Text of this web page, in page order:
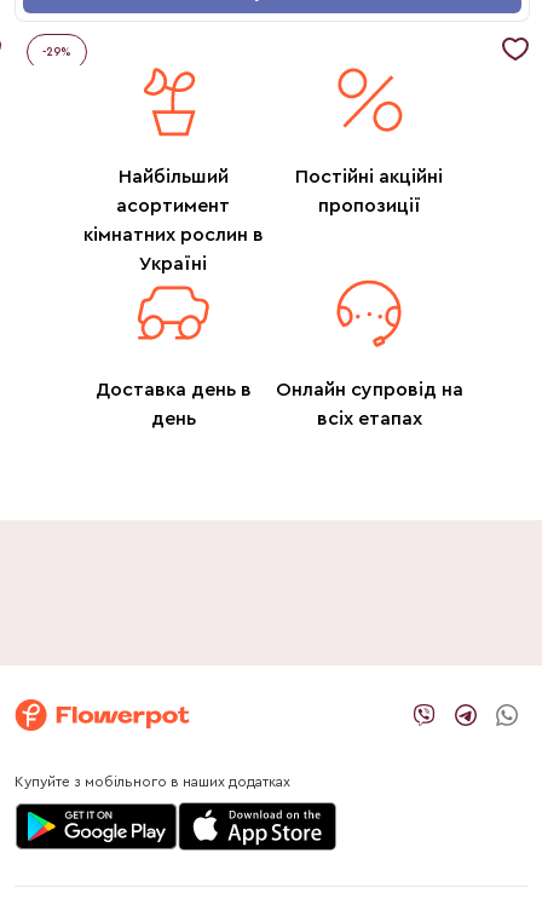
-29%
Найбільший
асортимент
кімнатних рослин в
Україні
Постійні акційні
пропозиції
Доставка день в
день
Онлайн супровід на
всіх етапах
Купуйте з мобільного в наших додатках